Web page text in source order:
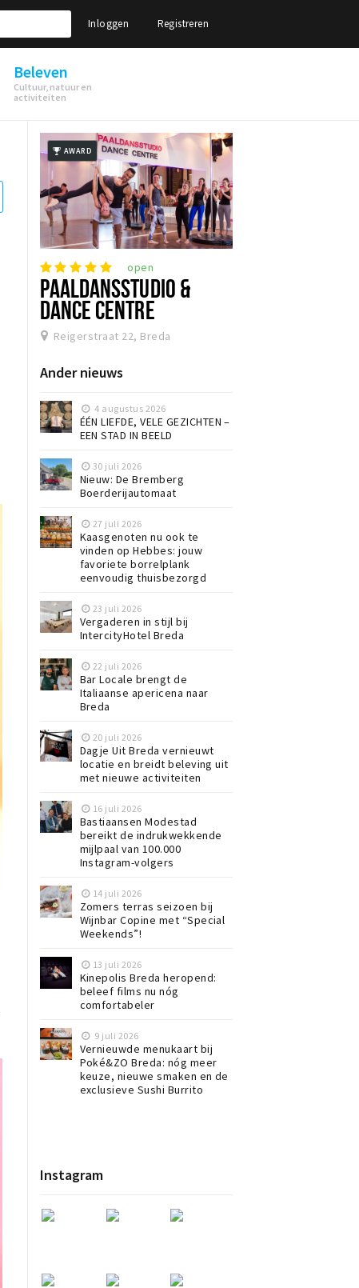
Inloggen Registreren
Beleven
Cultuur, natuur en
activiteiten
AWARD
open
PAALDANSSTUDIO &
DANCE CENTRE
Reigerstraat 22, Breda
Ander nieuws
4 augustus 2026
ÉÉN LIEFDE, VELE GEZICHTEN –
EEN STAD IN BEELD
30 juli 2026
Nieuw: De Bremberg
Boerderijautomaat
27 juli 2026
Kaasgenoten nu ook te
vinden op Hebbes: jouw
favoriete borrelplank
eenvoudig thuisbezorgd
23 juli 2026
Vergaderen in stijl bij
IntercityHotel Breda
22 juli 2026
Bar Locale brengt de
Italiaanse apericena naar
Breda
20 juli 2026
Dagje Uit Breda vernieuwt
locatie en breidt beleving uit
met nieuwe activiteiten
16 juli 2026
Bastiaansen Modestad
bereikt de indrukwekkende
mijlpaal van 100.000
Instagram-volgers
14 juli 2026
Zomers terras seizoen bij
Wijnbar Copine met “Special
Weekends”!
13 juli 2026
Kinepolis Breda heropend:
beleef films nu nóg
comfortabeler
9 juli 2026
Vernieuwde menukaart bij
Poké&ZO Breda: nóg meer
keuze, nieuwe smaken en de
exclusieve Sushi Burrito
Instagram